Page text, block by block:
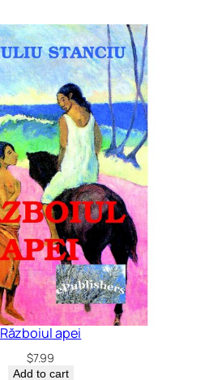
Războiul apei
$7.99
Add to cart